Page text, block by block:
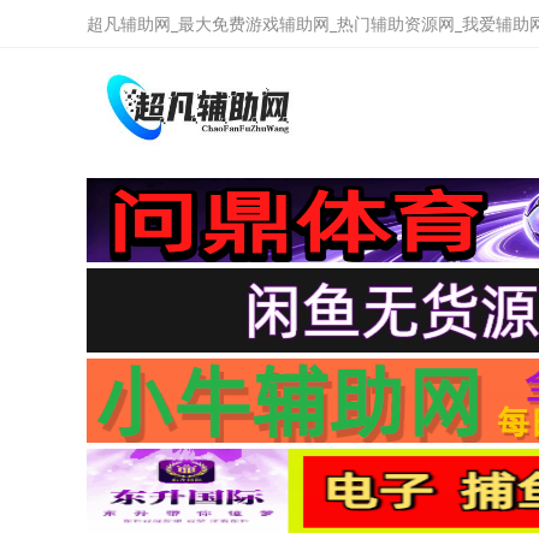
超凡辅助网_最大免费游戏辅助网_热门辅助资源网_我爱辅助